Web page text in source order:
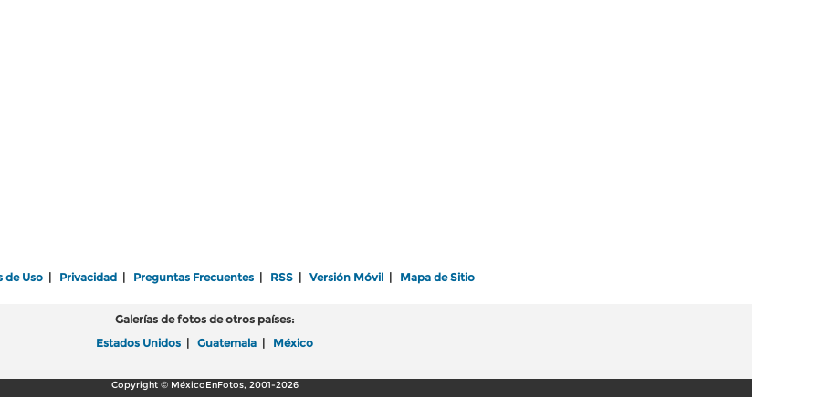
de Uso Privacidad Preguntas Frecuentes RSS Versión Móvil Mapa de Sitio
Galerías de fotos de otros países:
Estados Unidos
Guatemala México
Copyright © MéxicoEnFotos, 2001-2026